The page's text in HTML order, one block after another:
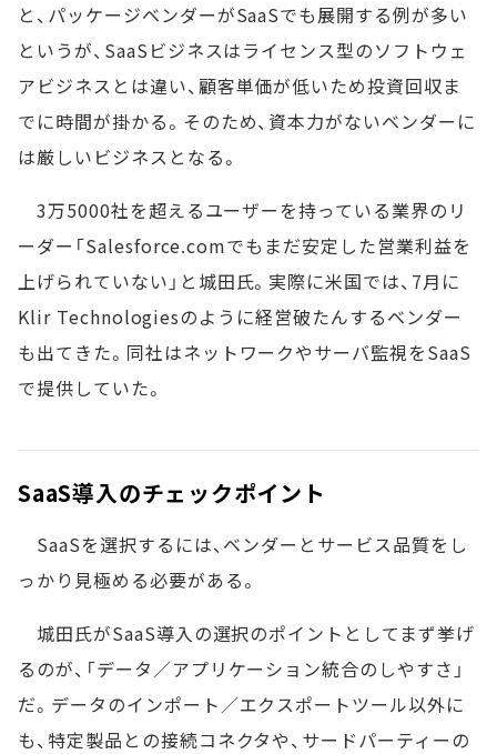
と、パッケージベンダーがSaaSでも展開する例が多い
というが、SaaSビジネスはライセンス型のソフトウェ
アビジネスとは違い、顧客単価が低いため投資回収ま
でに時間が掛かる。そのため、資本力がないベンダーに
は厳しいビジネスとなる。
3万5000社を超えるユーザーを持っている業界のリ
ーダー「Salesforce.comでもまだ安定した営業利益を
上げられていない」と城田氏。実際に米国では、7月に
Klir Technologiesのように経営破たんするベンダー
も出てきた。同社はネットワークやサーバ監視をSaaS
で提供していた。
SaaS導入のチェックポイント
SaaSを選択するには、ベンダーとサービス品質をし
っかり見極める必要がある。
城田氏がSaaS導入の選択のポイントとしてまず挙げ
るのが、「データ／アプリケーション統合のしやすさ」
だ。データのインポート／エクスポートツール以外に
も、特定製品との接続コネクタや、サードパーティーの